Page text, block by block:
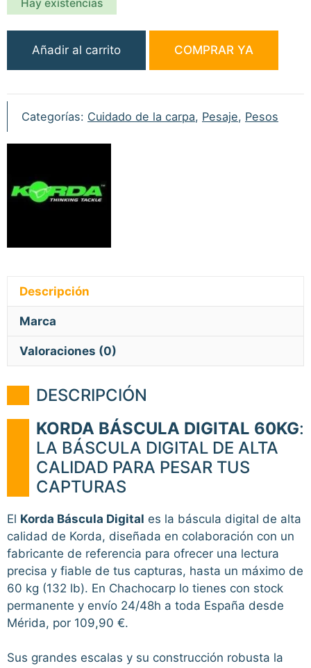
Hay existencias
Báscula
Digital
60kg
Añadir al carrito COMPRAR YA
Categorías: Cuidado de la carpa, Pesaje, Pesos
Descripción
Marca
Valoraciones (0)
DESCRIPCIÓN
KORDA BÁSCULA DIGITAL 60KG:
LA BÁSCULA DIGITAL DE ALTA
CALIDAD PARA PESAR TUS
CAPTURAS
El Korda Báscula Digital es la báscula digital de alta
calidad de Korda, diseñada en colaboración con un
fabricante de referencia para ofrecer una lectura
precisa y fiable de tus capturas, hasta un máximo de
60 kg (132 lb). En Chachocarp lo tienes con stock
permanente y envío 24/48h a toda España desde
Mérida, por 109,90 €.
Sus grandes escalas y su construcción robusta la